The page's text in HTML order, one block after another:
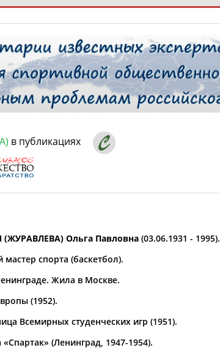
РЕСУРСНАЯ ПЛОЩАДКА
проживания
чч
в публикациях
Ольга Павловна (03.06.1931 - 1995).
спорта (баскетбол).
Жила в Москве.
(1952).
Всемирных студенческих игр (1951).
«Спартак» (Ленинград, 1947-1954).